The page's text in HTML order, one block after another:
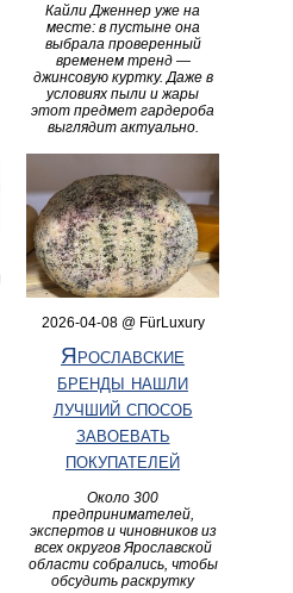
Кайли Дженнер уже на
месте: в пустыне она
выбрала проверенный
временем тренд —
джинсовую куртку. Даже в
условиях пыли и жары
этот предмет гардероба
выглядит актуально.
2026-04-08 @ FürLuxury
Ярославские
бренды нашли
лучший способ
завоевать
покупателей
Около 300
предпринимателей,
экспертов и чиновников из
всех округов Ярославской
области собрались, чтобы
обсудить раскрутку